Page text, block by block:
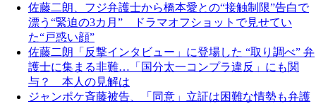
佐藤二朗、フジ弁護士から橋本愛との“接触制限”告白で
漂う“緊迫の3カ月” ドラマオフショットで見せてい
た“戸惑い顔”
佐藤二朗「反撃インタビュー」に登場した “取り調べ” 弁
護士に集まる非難…「国分太一コンプラ違反」にも関
与？ 本人の見解は
ジャンポケ斉藤被告、「同意」立証は困難な情勢も弁護